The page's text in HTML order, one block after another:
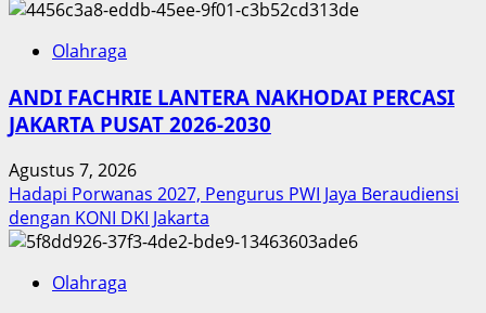
Olahraga
ANDI FACHRIE LANTERA NAKHODAI PERCASI
JAKARTA PUSAT 2026-2030
Agustus 7, 2026
Hadapi Porwanas 2027, Pengurus PWI Jaya Beraudiensi
dengan KONI DKI Jakarta
Olahraga